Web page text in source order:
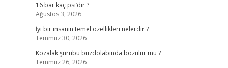
16 bar kaç psi’dir ?
Ağustos 3, 2026
İyi bir insanın temel özellikleri nelerdir ?
Temmuz 30, 2026
Kozalak şurubu buzdolabında bozulur mu ?
Temmuz 26, 2026